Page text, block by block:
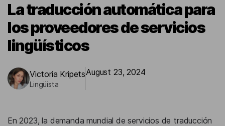
Para la gente
Casos
La traducción automática para
los proveedores de servicios
lingüísticos
Victoria Kripets
Lingüista
August 23, 2024
En 2023, la demanda mundial de servicios de traducción